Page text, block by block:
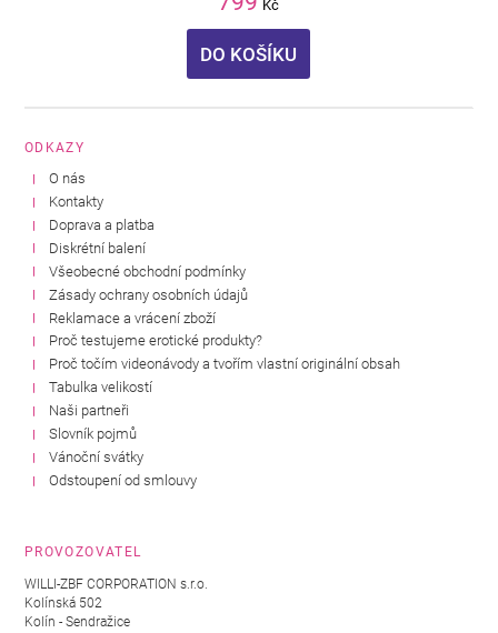
Kč
DO KOŠÍKU
ODKAZY
O nás
Kontakty
Doprava a platba
Diskrétní balení
Všeobecné obchodní podmínky
Zásady ochrany osobních údajů
Reklamace a vrácení zboží
Proč testujeme erotické produkty?
Proč točím videonávody a tvořím vlastní originální obsah
Tabulka velikostí
Naši partneři
Slovník pojmů
Vánoční svátky
Odstoupení od smlouvy
PROVOZOVATEL
WILLI-ZBF CORPORATION s.r.o.
Kolínská 502
Kolín - Sendražice